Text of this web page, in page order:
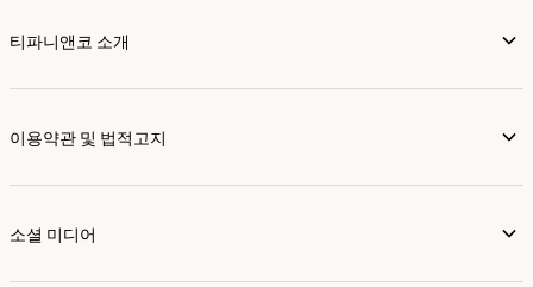
티파니앤코 소개
이용약관 및 법적고지
소셜 미디어